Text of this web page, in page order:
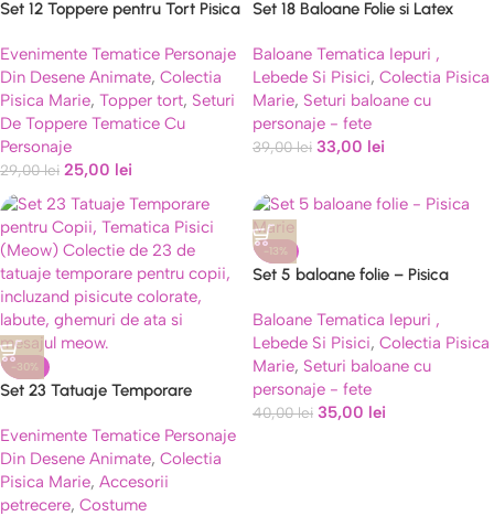
Set 12 Toppere pentru Tort Pisica
Carton
Evenimente Tematice Personaje
Din Desene Animate, Colectia
Pisica Marie, Topper tort, Seturi
De Toppere Tematice Cu
Personaje
29,00lei 25,00 lei
Set 18 Baloane Folie si Latex
Baloane Tematica Iepuri ,
Lebede Si Pisici, Colectia Pisica
Marie, Seturi baloane cu
personaje - fete
39,00lei 33,00 lei
-30%
Set 23 Tatuaje Temporare
(Meow)
Evenimente Tematice Personaje
Din Desene Animate, Colectia
Pisica Marie, Accesorii
petrecere, Costume
-13%
Set 5 baloane folie – Pisica
Baloane Tematica Iepuri ,
Lebede Si Pisici, Colectia Pisica
Marie, Seturi baloane cu
personaje - fete
40,00lei 35,00 lei